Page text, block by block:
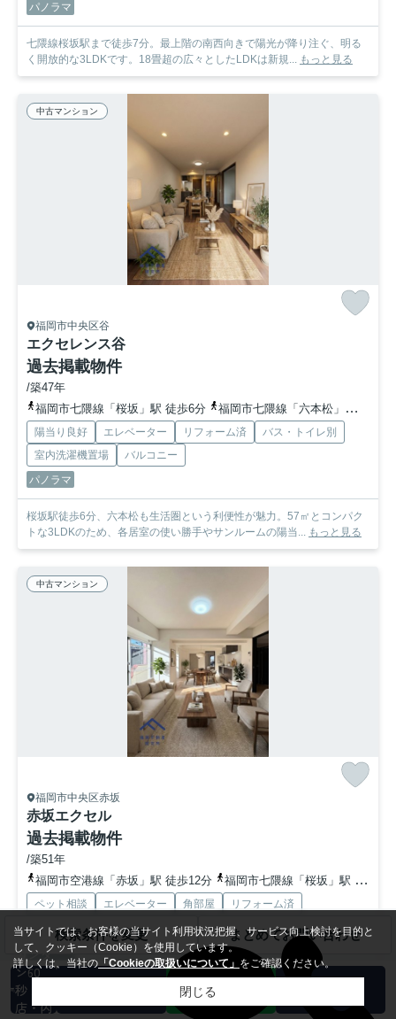
パノラマ
七隈線桜坂駅まで徒歩7分。最上階の南西向きで陽光が降り注ぐ、明る
く開放的な3LDKです。18畳超の広々としたLDKは新規... もっと見る
中古マンション
福岡市中央区谷
エクセレンス谷
過去掲載物件
/築47年
福岡市七隈線「桜坂」駅 徒歩6分
福岡市七隈線「六本松」駅 徒歩6分
陽当り良好 エレベーター リフォーム済
バス・トイレ別
室内洗濯機置場
バルコニー
パノラマ
桜坂駅徒歩6分、六本松も生活圏という利便性が魅力。57㎡とコンパク
トな3LDKのため、各居室の使い勝手やサンルームの陽当...
もっと見る
中古マンション
福岡市中央区赤坂
赤坂エクセル
過去掲載物件
/築51年
福岡市空港線「赤坂」駅 徒歩12分
福岡市七隈線「桜坂」駅 徒歩13分
ペット相談 エレベーター 角部屋
リフォーム済
バス・トイレ別
室内洗濯機置場
パノラマ
薬や日用品を買うのに便利なツルハドラッグ けやき通り店まで350mで
す。赤坂緑地まで303mです。南面バルコニーが付いて...もっと見る
検索条件を変更 まとめてお問い合わせ
カンタ
ン60
秒 来
店・内
当サイトでは、お客様の当サイト利用状況把握、サービス向上検討を目的と
して、クッキー（Cookie）を使用しています。
詳しくは、当社の「Cookieの取扱いについて」 をご確認ください。
閉じる